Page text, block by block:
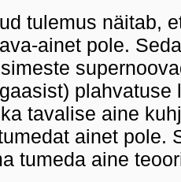
tulemus näitab,
ainet pole.
plahvatuse
tavalise aine
ainet pole.
tumeda aine